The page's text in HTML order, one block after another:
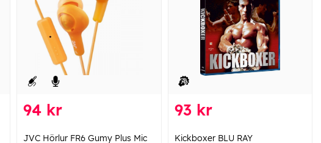
94 kr
JVC Hörlur FR6 Gumy Plus Mic
93 kr
Kickboxer BLU RAY